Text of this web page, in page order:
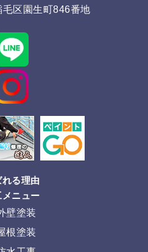
区園生町846番地
れる理由
メニュー
壁塗装
根塗装